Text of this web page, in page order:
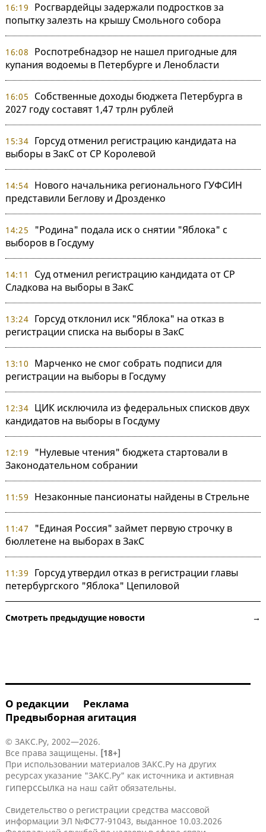
16:19
Росгвардейцы задержали подростков за
попытку залезть на крышу Смольного собора
16:08
Роспотребнадзор не нашел пригодные для
купания водоемы в Петербурге и Ленобласти
16:05
Собственные доходы бюджета Петербурга в
2027 году составят 1,47 трлн рублей
15:34 Горсуд отменил регистрацию кандидата на
выборы в ЗакС от СР Королевой
14:54 Нового начальника регионального ГУФСИН
представили Беглову и Дрозденко
14:25
"Родина" подала иск о снятии "Яблока" с
выборов в Госдуму
14:11
Суд отменил регистрацию кандидата от СР
Сладкова на выборы в ЗакС
13:24 Горсуд отклонил иск "Яблока" на отказ в
регистрации списка на выборы в ЗакС
13:10
Марченко не смог собрать подписи для
регистрации на выборы в Госдуму
12:34 ЦИК исключила из федеральных списков двух
кандидатов на выборы в Госдуму
12:19
"Нулевые чтения" бюджета стартовали в
Законодательном собрании
11:59 Незаконные пансионаты найдены в Стрельне
11:47
"Единая Россия" займет первую строчку в
бюллетене на выборах в ЗакС
11:39
Горсуд утвердил отказ в регистрации главы
петербургского "Яблока" Цепиловой
Смотреть предыдущие новости →
О редакции
Реклама
Предвыборная агитация
© ЗАКС.Ру, 2002—2026.
Все права защищены. [18+]
При использовании материалов ЗАКС.Ру на других
ресурсах указание "ЗАКС.Ру" как источника и активная
гиперссылка на наш сайт обязательны.
Свидетельство о регистрации средства массовой
информации ЭЛ №ФС77-91043, выданное 10.03.2026